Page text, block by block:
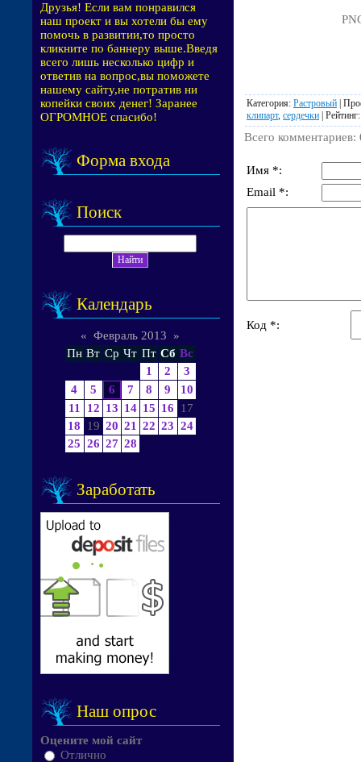
Друзья! Если вам понравился
наш проект и вы хотели бы ему
помочь в развитии,то просто
кликните по баннеру выше.Введя
всего лишь несколько цифр и
ответив на вопрос,вы поможете
нашему сайту,не потратив ни
копейки своих денег! Заранее
ОГРОМНОЕ спасибо!
Форма входа
Поиск
Календарь
« Февраль 2013
»
Пн Вт Ср Чт Пт Сб Вс
1
2
3
4
5 6 7 8 9
10
11
12 13 14 15 16
17
18
19 20 21 22 23 24
25 26 27 28
Заработать
Наш опрос
Оцените мой сайт
Отлично
Категория: Растровый |
клипарт, сердечки | Рейтинг
Всего комментариев:
Имя *:
Email *:
Код *: